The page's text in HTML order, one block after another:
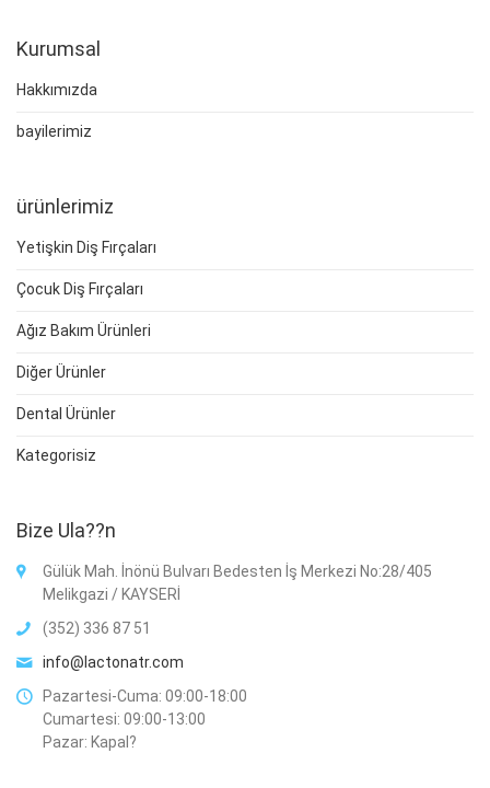
Kurumsal
Hakkımızda
bayilerimiz
ürünlerimiz
Yetişkin Diş Fırçaları
Çocuk Diş Fırçaları
Ağız Bakım Ürünleri
Diğer Ürünler
Dental Ürünler
Kategorisiz
Bize Ula??n
Gülük Mah. İnönü Bulvarı Bedesten İş Merkezi No:28/405
Melikgazi / KAYSERİ
(352) 336 87 51
info@lactonatr.com
Pazartesi-Cuma: 09:00-18:00
Cumartesi: 09:00-13:00
Pazar: Kapal?